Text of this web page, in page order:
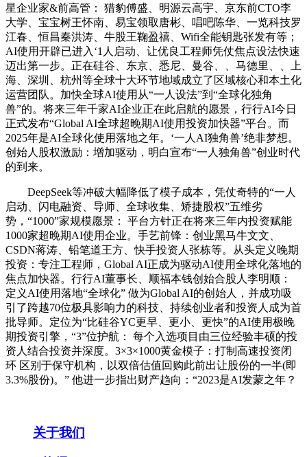
星企业家&前高管： 猎豹傅盛、明源云高宇、京东前CTO李
大学、宝宝树王怀南、易宝领取唐彬、唱吧陈华、一览科技罗
江春、恒昌秦洪涛、牛股王鞠盈禧、Wifi全能钥匙张发有等；
AI使用开辟已进入‘1人启动、让优良工程师凭仗焦点设法快速
迈出第一步。正在硅谷、东京、悉尼、曼谷、、马德里、、上
海、深圳、杭州等全球十大环节地域成立了区域核心和本土化
运营团队。加快全球AI使用从“一人设法”到“全球化独角
兽”的。将来三年千家AI企业正在此启航的愿景，行行AI今日
正式发布“Global AI全球超晚期AI使用投资加快器”平台。而
2025年是AI全球化使用落地之年。‘一人AI独角兽’绝非梦想。
创始人股权激励：增加驱动，明白宣布“一人独角兽”创业时代
的到来。
DeepSeek等冲破大幅降低了模子成本，凭仗奇特的“一人
启动、闪电融资、导师、全球收集、矫捷股权”五维劣
势，“1000”家规模愿景： 平台方针正在将来三年内投资赋能
1000家超晚期AI使用企业。手艺前锋：创业黑马牛文文、
CSDN蒋涛、铅笔道王方、快手投资人张栋等。从头定义晚期
投资：专注工程师，Global AI正成为驱动AI使用全球化落地的
焦点加快器。行行AI董事长、顺福本钱创始合股人李明顺：
定义AI使用落地“全球化” 做为Global AI的创始人，并成功吸
引了跨越70位极具影响力的科技、持续创业者和投资人成为首
批导师。定位为“比硅谷YC更早、更小、更快”的AI使用极晚
期投资引擎，“3”位护航： 每个入选项目由三位经验丰硕的投
资人结合投资并深度。3×3×1000黄金模子：打制高速投资闭
环 区别于保守机构，以双倍估值回购此前出让股份的一半(即
3.3%股份)。” 他进一步指出财产趋向：“2023是AI发蒙之年？
关于我们